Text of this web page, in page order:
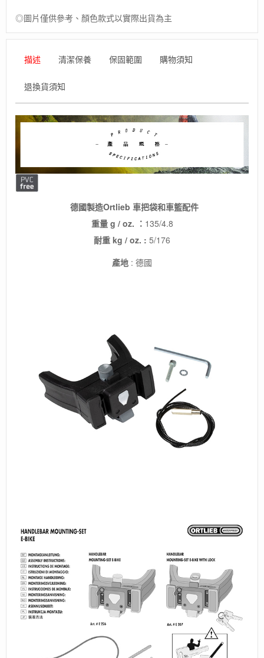
E-
系
德
製
量
◎圖片僅供參考、顏色款式以實際出貨為主
描述 清潔保養 保固範圍 購物須知
退換貨須知
德國製造Ortlieb 車把袋和車籃配件
重量 g / oz. ： 135/4.8
耐重 kg / oz. : 5/176
產地 : 德國